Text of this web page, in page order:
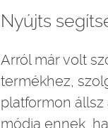
Nyújts
Arról már volt
termékhez,
platformon állsz
módja ennek,